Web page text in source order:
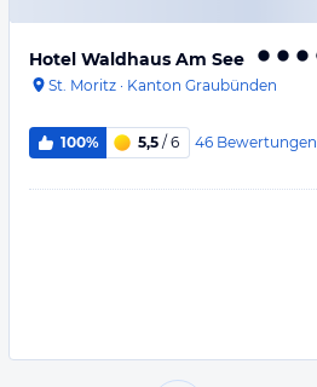
Hotel Waldhaus Am See
St. Moritz · Kanton Graubünden
100% 5,5 / 6 46 Bewertungen